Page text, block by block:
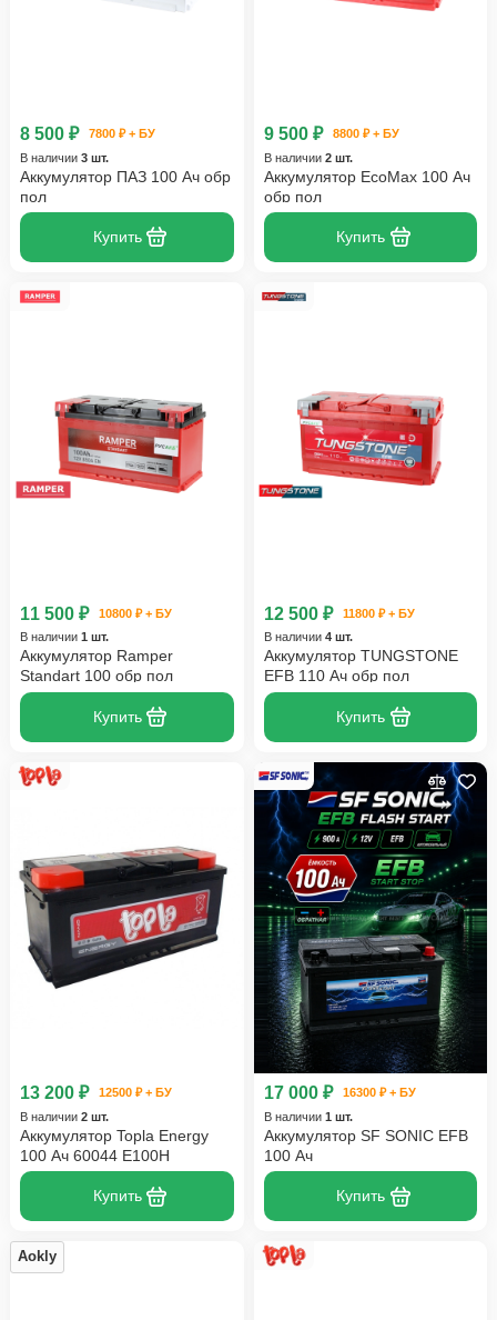
8 500 ₽
7800 ₽ + БУ
В наличии 3 шт.
Аккумулятор ПАЗ 100 Ач обр
пол
Купить
9 500 ₽
8800 ₽ + БУ
В наличии 2 шт.
Аккумулятор EcoMax 100 Ач
обр пол
Купить
11 500 ₽
10800 ₽ + БУ
В наличии 1 шт.
Аккумулятор Ramper
Standart 100 обр пол
Купить
12 500 ₽
11800 ₽ + БУ
В наличии 4 шт.
Аккумулятор TUNGSTONE
EFB 110 Ач обр пол
Купить
13 200 ₽
12500 ₽ + БУ
В наличии 2 шт.
Аккумулятор Topla Energy
100 Ач 60044 E100H
Купить
17 000 ₽
16300 ₽ + БУ
В наличии 1 шт.
Аккумулятор SF SONIC EFB
100 Ач
Купить
Aokly